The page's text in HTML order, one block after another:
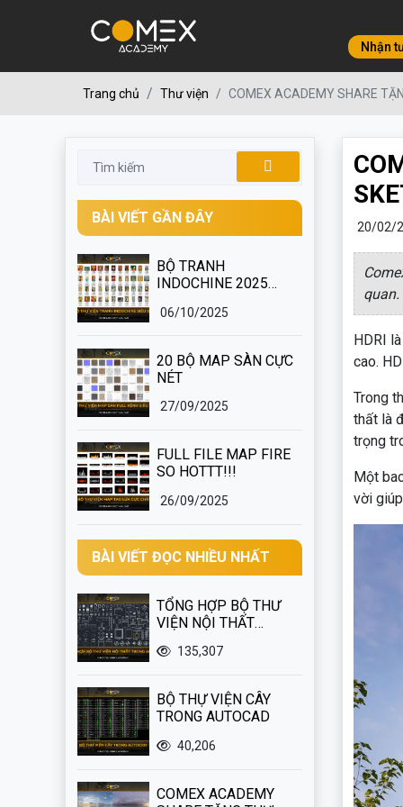
Nhận
Trang chủ Thư viện COMEX ACADEMY SHARE
20/02/
quan.
HDRI
cao.
Trong
thất là
trọng
Một
vời
BÀI VIẾT GẦN ĐÂY
BỘ TRANH
INDOCHINE 2025
06/10/2025
20 BỘ MAP SÀN CỰC
NÉT
27/09/2025
FULL FILE MAP FIRE
SO HOTTT!!!
26/09/2025
BÀI VIẾT ĐỌC NHIỀU NHẤT
TỔNG HỢP BỘ THƯ
VIỆN NỘI THẤT
135,307
BỘ THỰ VIỆN CÂY
TRONG AUTOCAD
40,206
COMEX ACADEMY